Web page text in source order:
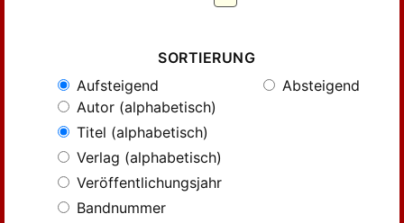
SORTIERUNG
Aufsteigend
Absteigend
Autor (alphabetisch)
Titel (alphabetisch)
Verlag (alphabetisch)
Veröffentlichungsjahr
Bandnummer